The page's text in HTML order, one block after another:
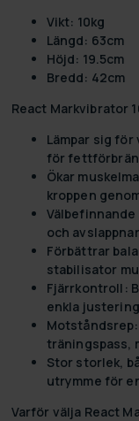
Vikt: 10kg
Längd: 63cm
Höjd: 19.5cm
Bredd: 42cm
React Markvibrator
Lämpar sig
för
Ökar
kroppen
Välbefinnande
och
Förbättrar
stabilisator
Fjärrkontroll:
enkla
Motståndsrep:
träningspass,
Stor storlek,
utrymme för
Varför välja React